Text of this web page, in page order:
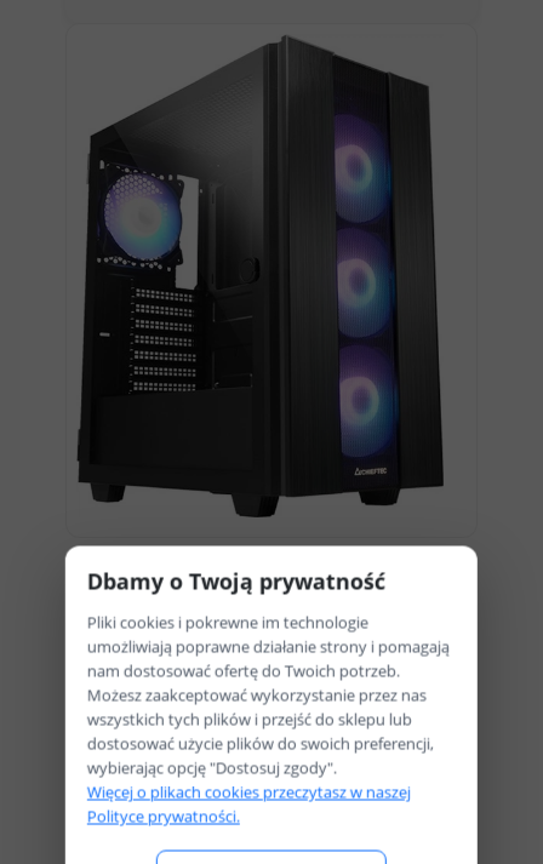
Najczęściej
zadawane pytania
Czy komputer jest gotowy do grania
po zakupie?
Dbamy o Twoją prywatność
Pliki cookies i pokrewne im technologie
umożliwiają poprawne działanie strony i pomagają
nam dostosować ofertę do Twoich potrzeb.
Możesz zaakceptować wykorzystanie przez nas
wszystkich tych plików i przejść do sklepu lub
dostosować użycie plików do swoich preferencji,
wybierając opcję "Dostosuj zgody".
Więcej o plikach cookies przeczytasz w naszej
Polityce prywatności.